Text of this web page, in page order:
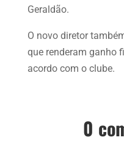
Geraldão.
O novo diretor
que renderam ganho
acordo com o clube.
0